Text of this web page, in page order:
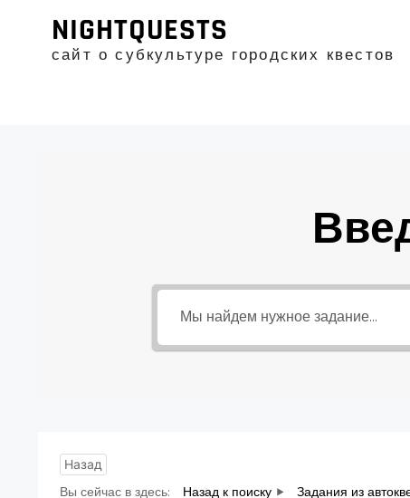
содержимому
NIGHTQUESTS
сайт о субкультуре городских квестов
Назад
Вы сейчас в здесь: Назад к поиску Задания из